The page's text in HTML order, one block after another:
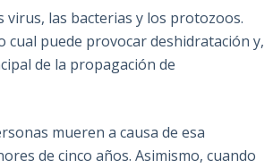
virus, las bacterias y los protozoos.
cual puede provocar deshidratación y,
de la propagación de
mueren a causa de esa
de cinco años. Asimismo, cuando